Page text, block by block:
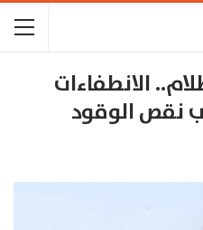
الانطفاءات
نقص الوقود